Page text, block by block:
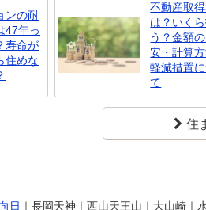
ンの耐
47年っ
寿命が
住めな
不動産取得
は？いく
う？金額の
安・計算
軽減措置
て
住
日 ｜長岡天神｜西山天王山｜大山崎｜